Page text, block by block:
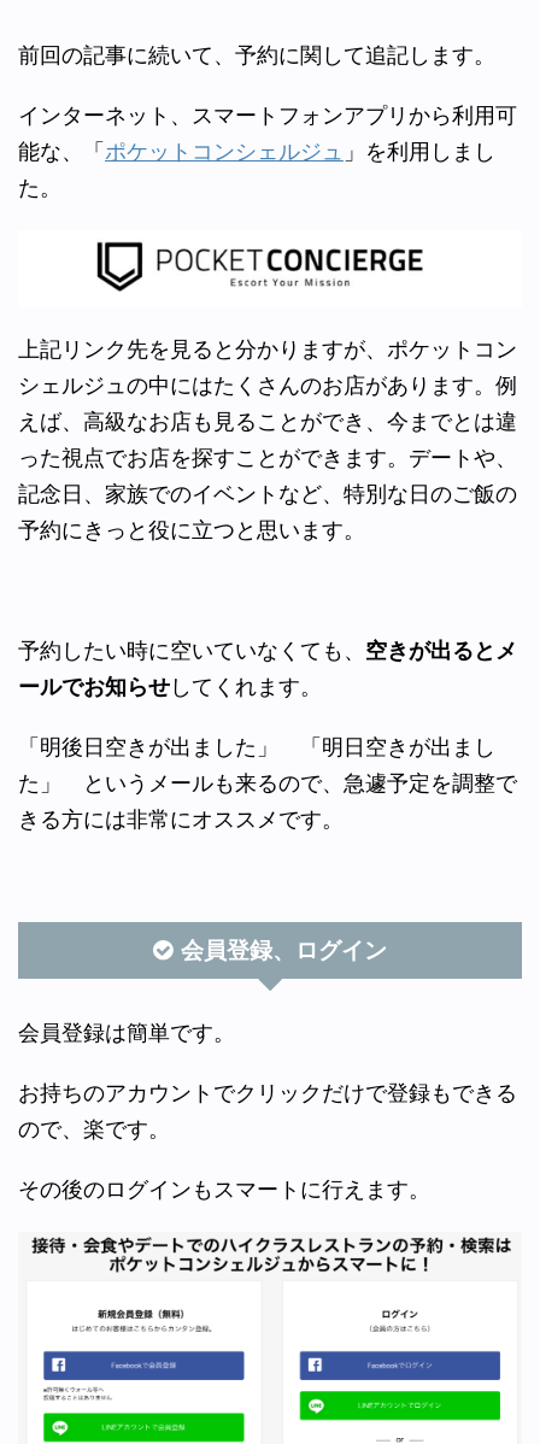
前回の記事に続いて、予約に関して追記します。
インターネット、スマートフォンアプリから利用可
能な、「ポケットコンシェルジュ 」を利用しまし
た。
上記リンク先を見ると分かりますが、ポケットコン
シェルジュの中にはたくさんのお店があります。例
えば、高級なお店も見ることができ、今までとは違
った視点でお店を探すことができます。デートや、
記念日、家族でのイベントなど、特別な日のご飯の
予約にきっと役に立つと思います。
予約したい時に空いていなくても、 空きが出るとメ
ールでお知らせしてくれます。
「明後日空きが出ました」 「明日空きが出まし
た」 というメールも来るので、急遽予定を調整で
きる方には非常にオススメです。
会員登録、ログイン
会員登録は簡単です。
お持ちのアカウントでクリックだけで登録もできる
ので、楽です。
その後のログインもスマートに行えます。